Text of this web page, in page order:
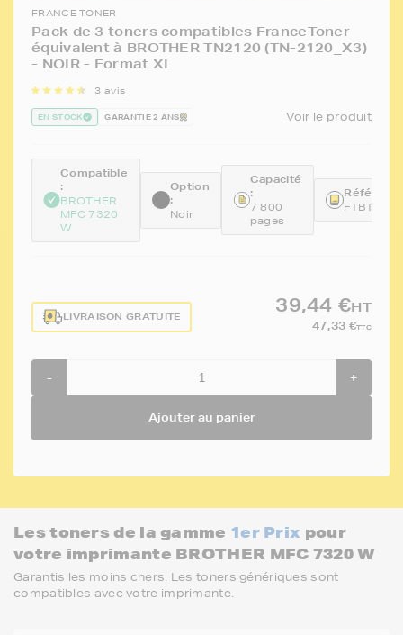
FRANCE TONER
Pack de 3 toners compatibles FranceToner
équivalent à BROTHER TN2120 (TN-2120_X3)
- NOIR - Format XL
3 avis
EN STOCK GARANTIE 2 ANS Voir le produit
Compatible
:
BROTHER
MFC 7320
W
Option
:
Noir
Capacité
:
7 800
pages
LIVRAISON GRATUITE
39,44 €HT
47,33 €TTC
- +
Ajouter au panier
Les toners de la gamme 1er Prix pour
votre imprimante BROTHER MFC 7320 W
Garantis les moins chers. Les toners génériques sont
compatibles avec votre imprimante.